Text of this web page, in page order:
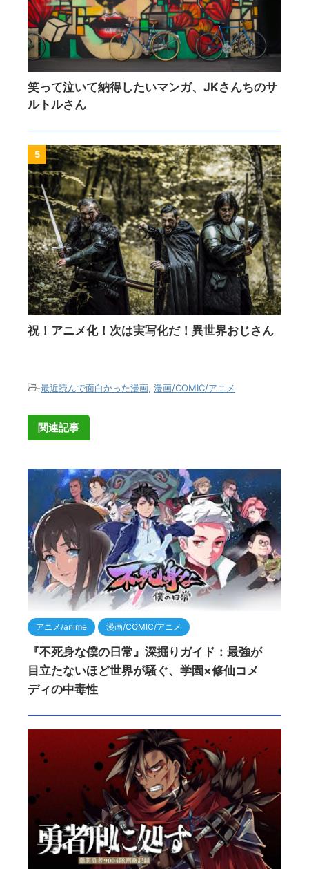
笑って泣いて納得したいマンガ、JKさんちのサ
ルトルさん
5
祝！アニメ化！次は実写化だ！異世界おじさん
-最近読んで面白かった漫画 漫画/COMIC/アニメ
関連記事
アニメ/anime 漫画/COMIC/アニメ
『不死身な僕の日常』深掘りガイド：最強が
目立たないほど世界が騒ぐ、学園×修仙コメ
ディの中毒性